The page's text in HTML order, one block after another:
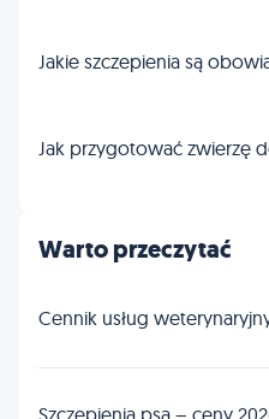
Jakie szczepienia są
Jak przygotować zwierzę
Warto przeczytać
Cennik usług
Szczepienia psa – ceny